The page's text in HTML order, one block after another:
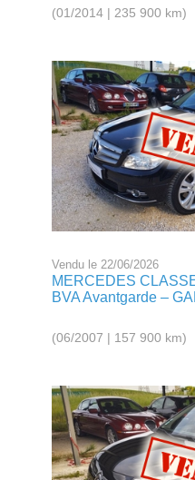
(01/2014 | 235 900 km)
Vendu le 22/06/2026
MERCEDES
BVA Avantgarde –
(06/2007 | 157 900 km)